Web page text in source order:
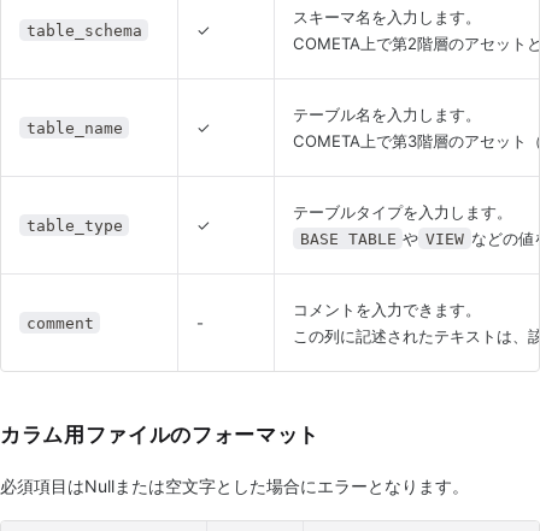
table_schema ✓
スキーマ名を入力します。
COMETA上で第2階層のアセット
table_name ✓
テーブル名を入力します。
COMETA上で第3階層のアセット
table_type ✓
テーブルタイプを入力します。
BASE TABLE や VIEW などの値
comment -
コメントを入力できます。
この列に記述されたテキストは、
カラム用ファイルのフォーマット
必須項目はNullまたは空文字とした場合にエラーとなります。